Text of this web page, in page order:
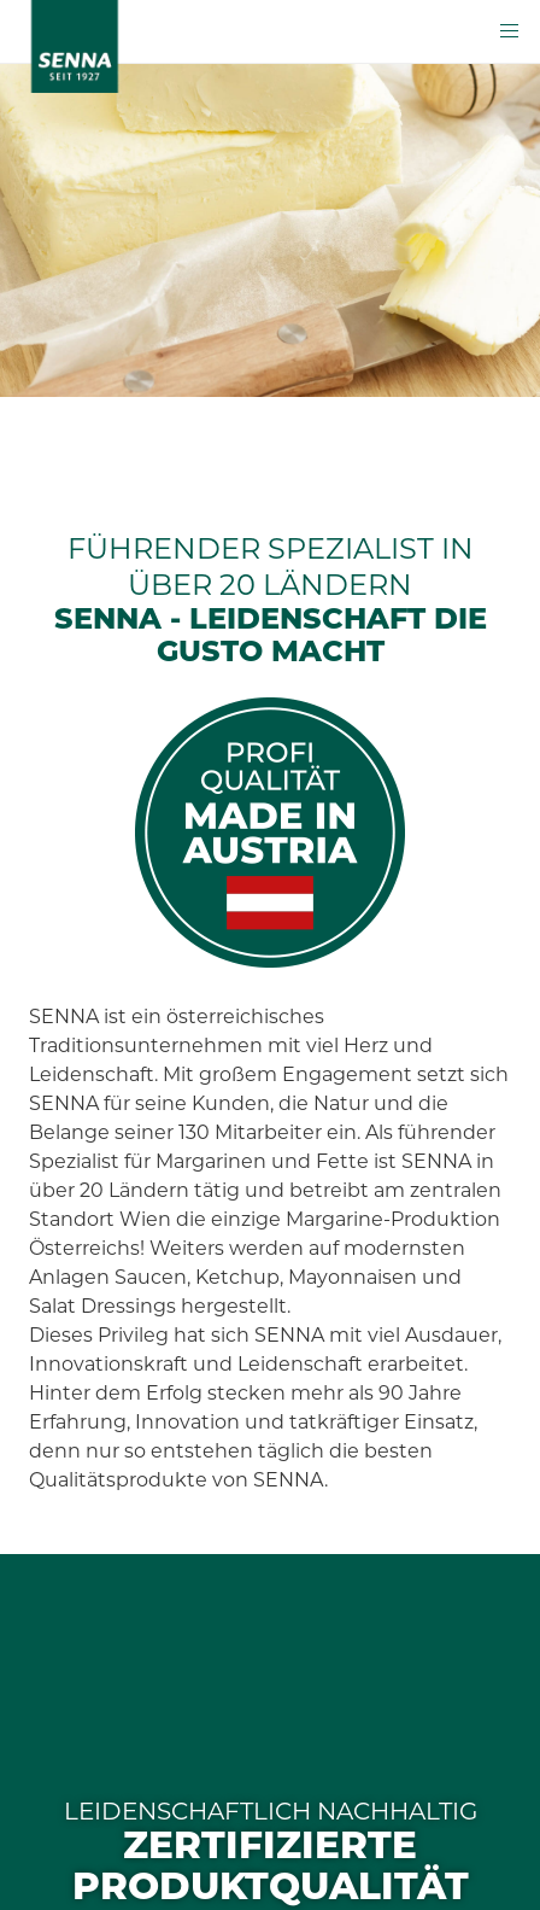
FÜHRENDER SPEZIALIST IN
ÜBER 20 LÄNDERN
SENNA - LEIDENSCHAFT DIE
GUSTO MACHT
SENNA ist ein österreichisches
Traditionsunternehmen mit viel Herz und
Leidenschaft. Mit großem Engagement setzt sich
SENNA für seine Kunden, die Natur und die
Belange seiner 130 Mitarbeiter ein. Als führender
Spezialist für Margarinen und Fette ist SENNA in
über 20 Ländern tätig und betreibt am zentralen
Standort Wien die einzige Margarine-Produktion
Österreichs! Weiters werden auf modernsten
Anlagen Saucen, Ketchup, Mayonnaisen und
Salat Dressings hergestellt.
Dieses Privileg hat sich SENNA mit viel Ausdauer,
Innovationskraft und Leidenschaft erarbeitet.
Hinter dem Erfolg stecken mehr als 90 Jahre
Erfahrung, Innovation und tatkräftiger Einsatz,
denn nur so entstehen täglich die besten
Qualitätsprodukte von SENNA.
LEIDENSCHAFTLICH NACHHALTIG
ZERTIFIZIERTE
PRODUKTQUALITÄT